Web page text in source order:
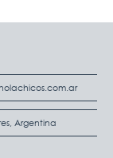
Argentina